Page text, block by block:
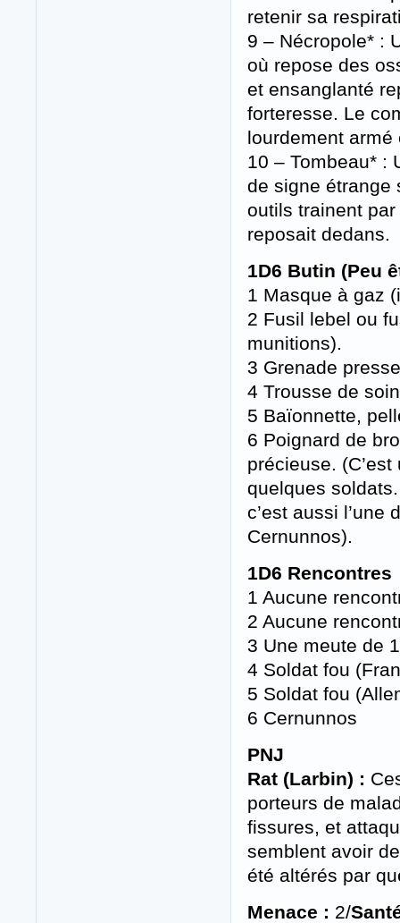
retenir sa
9 – Nécropole* :
où repose des
et ensanglanté
forteresse. Le
lourdement
10 – Tombeau* :
de signe étrange
outils trainent
reposait dedans.
1D6 Butin (Peu
1 Masque à gaz
2 Fusil lebel ou
munitions).
3 Grenade
4 Trousse de
5 Baïonnette,
6 Poignard de
précieuse.
quelques
c’est aussi
Cernunnos).
1D6 Rencontres
1 Aucune
2 Aucune
3 Une meute de
4 Soldat fou
5 Soldat fou
6 Cernunnos
PNJ
Rat (Larbin) :
porteurs de
fissures, et
semblent avoir
été altérés par
Menace : 2/